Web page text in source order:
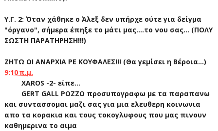
Υ.Γ. 2: Όταν χάθηκε ο Άλεξ δεν υπήρχε ούτε για δείγμα
"όργανο", σήμερα έπηξε το μάτι μας....το νου σας... (ΠΟΛΥ
ΣΩΣΤΗ ΠΑΡΑΤΗΡΗΣΗ!!!)
ΖΗΤΩ ΟΙ ΑΝΑΡΧΙΑ ΡΕ ΚΟΥΦΑΛΕΣ!!! (Θα γεμίσει η Βέροια...)
9:10 π.μ.
ΧAROS -2- είπε...
GERT GALL POZZO προσυπογραφω με τα παραπανω
και συντασσομαι μαζι σας για μια ελευθερη κοινωνια
απο τα κορακια και τους τοκογλυφους που μας πινουν
καθημερινα το αιμα